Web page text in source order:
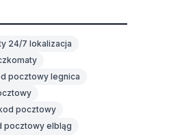
24/7 lokalizacja
pocztowy legnica
pocztowy
pocztowy elbląg